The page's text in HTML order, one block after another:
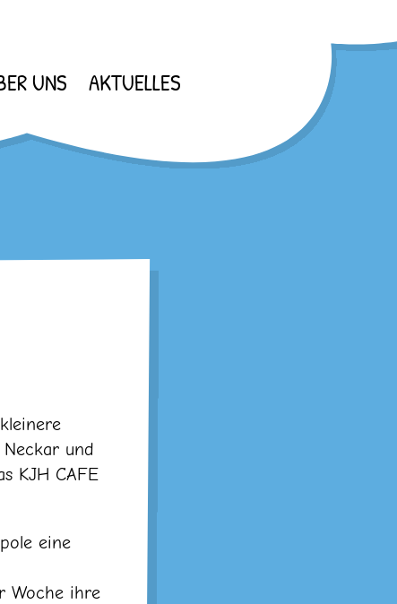
UNS AKTUELLES
und
KJH CAFE
eine
Woche ihre